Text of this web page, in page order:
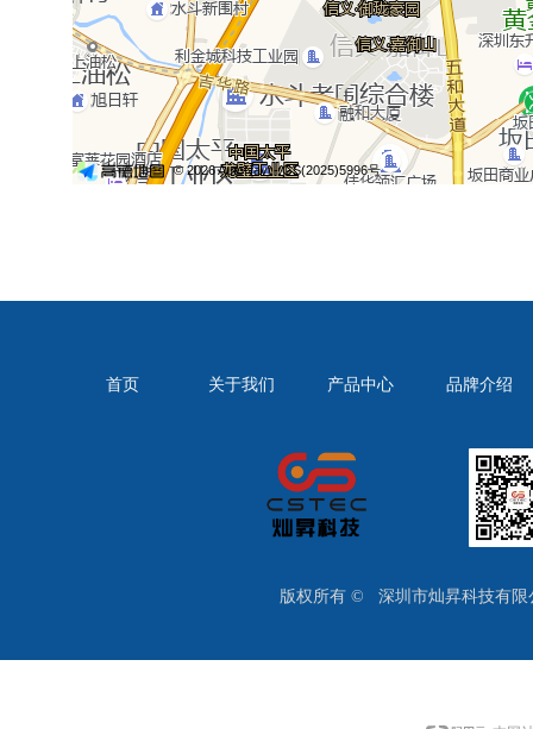
版权所有 © 深圳市灿昇科技有限
首页 关于我们 产品中心 品牌介绍